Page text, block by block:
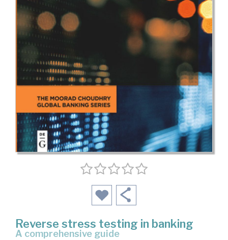
Reverse stress testing in banking
a comprehensive guide